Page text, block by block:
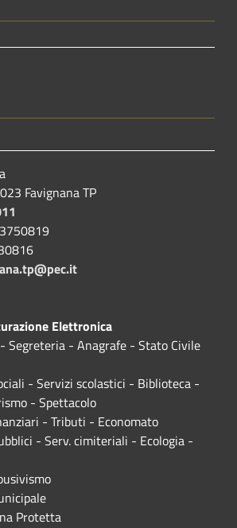
Favignana TP
Elettronica
Segreteria - Anagrafe - Stato Civile
- Servizi scolastici - Biblioteca -
- Spettacolo
- Tributi - Economato
- Serv. cimiteriali - Ecologia -
Protetta